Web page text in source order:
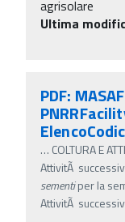
agrisolare
Ultima
PDF:
… COLTURA E
AttivitÃ
sementiper la
AttivitÃ